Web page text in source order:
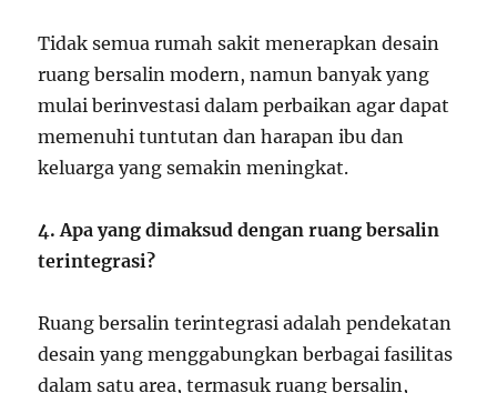
Tidak semua rumah sakit menerapkan desain
ruang bersalin modern, namun banyak yang
mulai berinvestasi dalam perbaikan agar dapat
memenuhi tuntutan dan harapan ibu dan
keluarga yang semakin meningkat.
4. Apa yang dimaksud dengan ruang bersalin
terintegrasi?
Ruang bersalin terintegrasi adalah pendekatan
desain yang menggabungkan berbagai fasilitas
dalam satu area, termasuk ruang bersalin,